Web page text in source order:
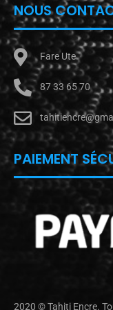
NOUS
Fare Ute
87 33 65 70
PAIEMENT
2020 © Tahiti Encre.